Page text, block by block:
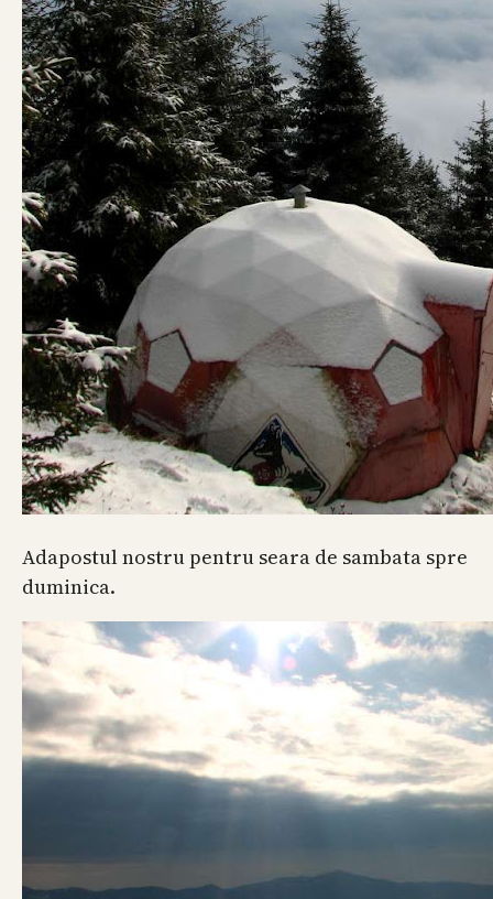
Adapostul nostru pentru seara de sambata spre
duminica.